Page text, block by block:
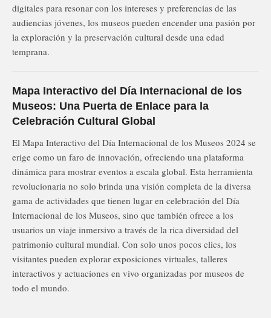
digitales para resonar con los intereses y preferencias de las
audiencias jóvenes, los museos pueden encender una pasión por
la exploración y la preservación cultural desde una edad
temprana.
Mapa Interactivo del Día Internacional de los
Museos: Una Puerta de Enlace para la
Celebración Cultural Global
El Mapa Interactivo del Día Internacional de los Museos 2024 se
erige como un faro de innovación, ofreciendo una plataforma
dinámica para mostrar eventos a escala global. Esta herramienta
revolucionaria no solo brinda una visión completa de la diversa
gama de actividades que tienen lugar en celebración del Día
Internacional de los Museos, sino que también ofrece a los
usuarios un viaje inmersivo a través de la rica diversidad del
patrimonio cultural mundial. Con solo unos pocos clics, los
visitantes pueden explorar exposiciones virtuales, talleres
interactivos y actuaciones en vivo organizadas por museos de
todo el mundo.